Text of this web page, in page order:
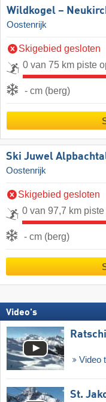
Wildkogel –
Oostenrijk
Skigebied gesloten
0 van 75 km piste
- cm (berg)
Ski Juwel
Oostenrijk
Skigebied gesloten
0 van 97,7 km piste
- cm (berg)
Video's
Video
St.